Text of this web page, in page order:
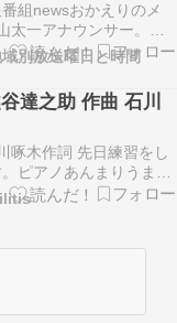
組newsおかえりのメ
太一アナウンサー。
おかえりがリニューア
日（金）でおかえりを
とになりました。 代わ
日ですのメインMCを
別放送曜日と時間
達之助 作曲 石川
啄木作詞 先日練習をし
ピアノあんまりうまく
てていたかったｗ
っと痛みを伴う曲で
横浜市の綱島・東神奈